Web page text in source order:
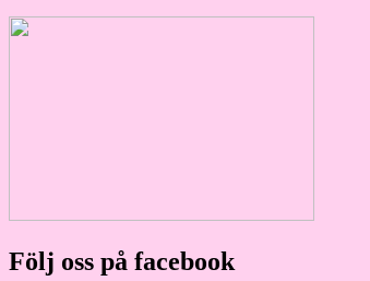
Följ oss på facebook